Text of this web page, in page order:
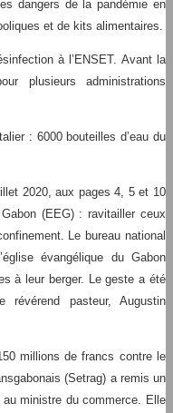
dangers de la pandémie en
et de kits alimentaires.
à l’ENSET. Avant la
plusieurs administrations
: 6000 bouteilles d’eau du
2020, aux pages 4, 5 et 10
(EEG) : ravitailler ceux
Le bureau national
évangélique du Gabon
à leur berger. Le geste a été
pasteur, Augustin
millions de francs contre le
(Setrag) a remis un
ministre du commerce. Elle